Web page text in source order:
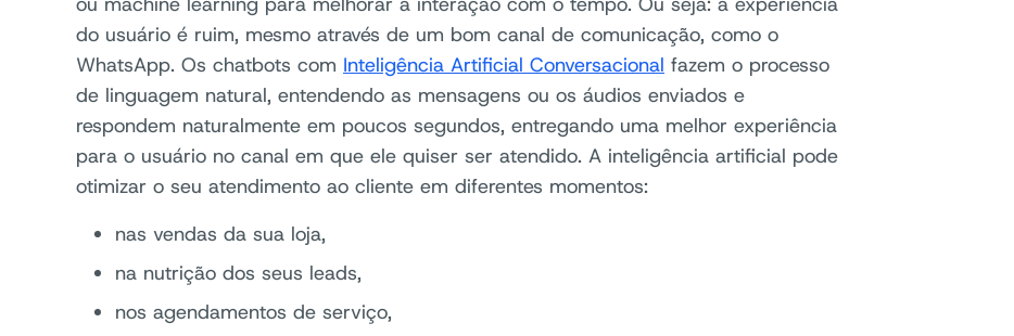
do usuário é ruim, mesmo através de um bom canal de comunicação, como o
WhatsApp. Os chatbots com Inteligência Artificial Conversacional fazem o processo
de linguagem natural, entendendo as mensagens ou os áudios enviados e
respondem naturalmente em poucos segundos, entregando uma melhor experiência
para o usuário no canal em que ele quiser ser atendido. A inteligência artificial pode
otimizar o seu atendimento ao cliente em diferentes momentos:
nas vendas da sua loja,
na nutrição dos seus leads,
nos agendamentos de serviço,